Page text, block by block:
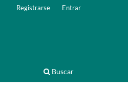
Buscar
Registrarse Entrar